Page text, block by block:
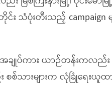
င်း သံပုံးတီးသည့်
အချုပ်ကား ယာဉ်တန်းကလည်
စစ်သားများက လုံခြုံရေးယူ